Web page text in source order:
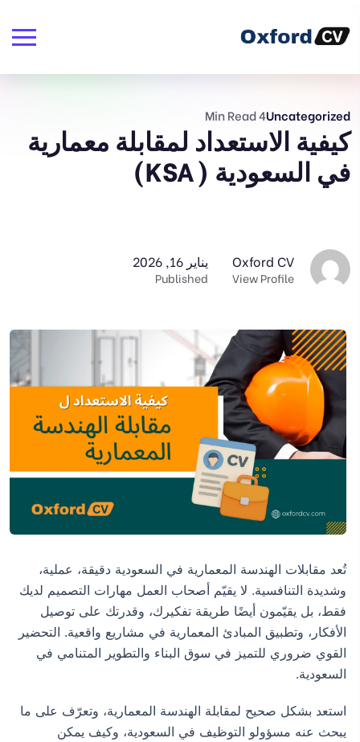
Uncategorized
4 Min Read
كيفية الاستعداد لمقابلة معمارية
في السعودية (KSA)
Oxford CV
View Profile
يناير 16, 2026
Published
تُعد مقابلات الهندسة المعمارية في السعودية دقيقة، عملية،
وشديدة التنافسية. لا يقيّم أصحاب العمل مهارات التصميم لديك
فقط، بل يقيّمون أيضًا طريقة تفكيرك، وقدرتك على توصيل
الأفكار، وتطبيق المبادئ المعمارية في مشاريع واقعية. التحضير
القوي ضروري للتميز في سوق البناء والتطوير المتنامي في
السعودية.
استعد بشكل صحيح لمقابلة الهندسة المعمارية، وتعرّف على ما
يبحث عنه مسؤولو التوظيف في السعودية، وكيف يمكن